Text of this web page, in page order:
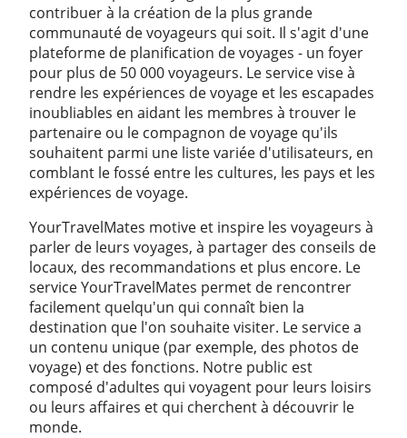
contribuer à la création de la plus grande
communauté de voyageurs qui soit. Il s'agit d'une
plateforme de planification de voyages - un foyer
pour plus de 50 000 voyageurs. Le service vise à
rendre les expériences de voyage et les escapades
inoubliables en aidant les membres à trouver le
partenaire ou le compagnon de voyage qu'ils
souhaitent parmi une liste variée d'utilisateurs, en
comblant le fossé entre les cultures, les pays et les
expériences de voyage.
YourTravelMates motive et inspire les voyageurs à
parler de leurs voyages, à partager des conseils de
locaux, des recommandations et plus encore. Le
service YourTravelMates permet de rencontrer
facilement quelqu'un qui connaît bien la
destination que l'on souhaite visiter. Le service a
un contenu unique (par exemple, des photos de
voyage) et des fonctions. Notre public est
composé d'adultes qui voyagent pour leurs loisirs
ou leurs affaires et qui cherchent à découvrir le
monde.